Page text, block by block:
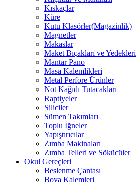
Kıskaçlar
Küre
Kutu Klasörler(Magazinlik)
Magnetler
Makaslar
Maket Bıçakları ve Yedekleri
Mantar Pano
Masa Kalemlikleri
Metal Perfore Ürünler
Not Kağıdı Tutacakları
Raptiyeler
Siliciler
Sümen Takımları
Toplu İğneler
Yapıştırıcılar
Zımba Makinaları
Zımba Telleri ve Sökücüler
Okul Gereçleri
Beslenme Çantası
Boya Kalemleri